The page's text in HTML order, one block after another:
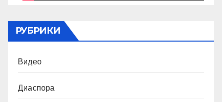
РУБРИКИ
Видео
Диаспора